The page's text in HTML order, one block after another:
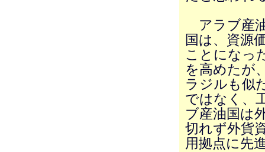
アラブ産
国は、資源
ことになっ
を高めたが
ラジルも似
ではなく、
ブ産油国は
切れず外貨
用拠点に先